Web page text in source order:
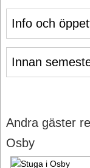
Info och
Innan
Andra gäster
Osby